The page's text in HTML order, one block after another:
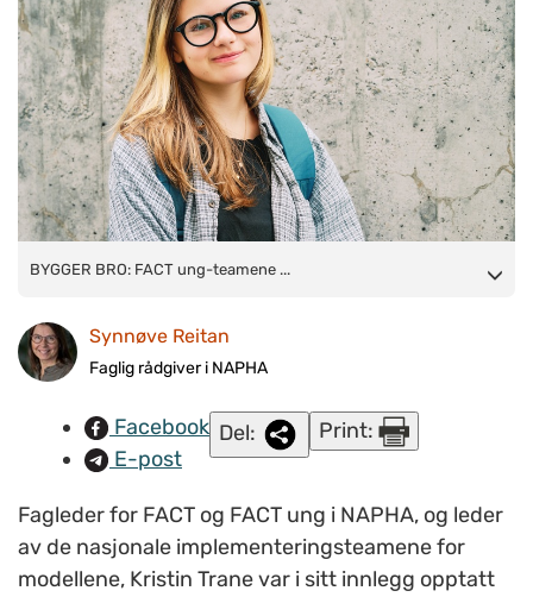
BYGGER BRO: FACT ung-teamenehar tett samarbeid med
hjelpeapparatet. (Foto:Colourbox.com
BYGGER BRO: FACT ung-teamene ...
Synnøve Reitan
Faglig rådgiver i NAPHA
Facebook
E-post
Del: Print:
Fagleder for FACT og FACT ung i NAPHA, og leder
av de nasjonale implementeringsteamene for
modellene, Kristin Trane var i sitt innlegg opptatt